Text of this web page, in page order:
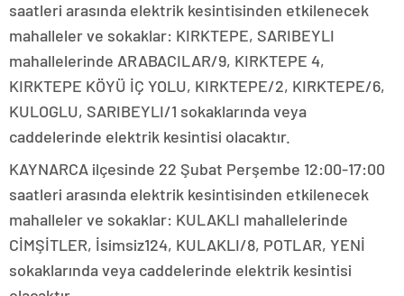
saatleri arasında elektrik kesintisinden etkilenecek
mahalleler ve sokaklar: KIRKTEPE, SARIBEYLI
mahallelerinde ARABACILAR/9, KIRKTEPE 4,
KIRKTEPE KÖYÜ İÇ YOLU, KIRKTEPE/2, KIRKTEPE/6,
KULOGLU, SARIBEYLI/1 sokaklarında veya
caddelerinde elektrik kesintisi olacaktır.
KAYNARCA ilçesinde 22 Şubat Perşembe 12:00-17:00
saatleri arasında elektrik kesintisinden etkilenecek
mahalleler ve sokaklar: KULAKLI mahallelerinde
CİMŞİTLER, İsimsiz124, KULAKLI/8, POTLAR, YENİ
sokaklarında veya caddelerinde elektrik kesintisi